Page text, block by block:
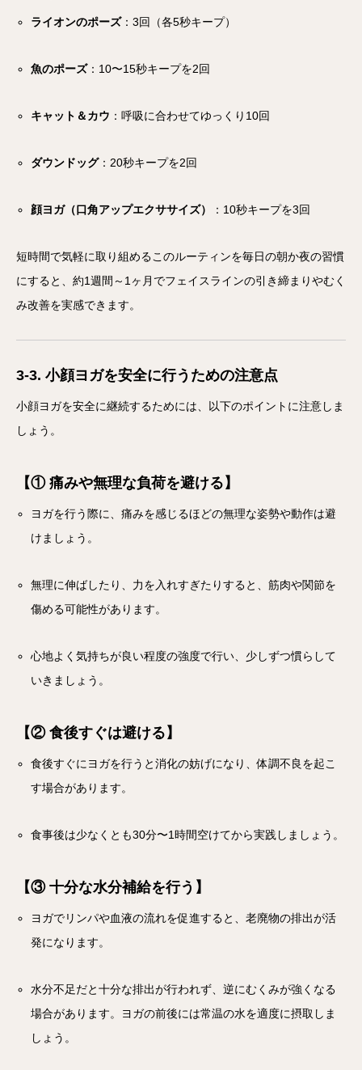
ライオンのポーズ：3回（各5秒キープ）
魚のポーズ：10〜15秒キープを2回
キャット＆カウ ：呼吸に合わせてゆっくり10回
ダウンドッグ：20秒キープを2回
顔ヨガ（口角アップエクササイズ） ：10秒キープを3回
短時間で気軽に取り組めるこのルーティンを毎日の朝か夜の習慣
にすると、約1週間～1ヶ月でフェイスラインの引き締まりやむく
み改善を実感できます。
3-3. 小顔ヨガを安全に行うための注意点
小顔ヨガを安全に継続するためには、以下のポイントに注意しま
しょう。
【① 痛みや無理な負荷を避ける】
ヨガを行う際に、痛みを感じるほどの無理な姿勢や動作は避
けましょう。
無理に伸ばしたり、力を入れすぎたりすると、筋肉や関節を
傷める可能性があります。
心地よく気持ちが良い程度の強度で行い、少しずつ慣らして
いきましょう。
【② 食後すぐは避ける】
食後すぐにヨガを行うと消化の妨げになり、体調不良を起こ
す場合があります。
食事後は少なくとも30分〜1時間空けてから実践しましょう。
【③ 十分な水分補給を行う】
ヨガでリンパや血液の流れを促進すると、老廃物の排出が活
発になります。
水分不足だと十分な排出が行われず、逆にむくみが強くなる
場合があります。ヨガの前後には常温の水を適度に摂取しま
しょう。